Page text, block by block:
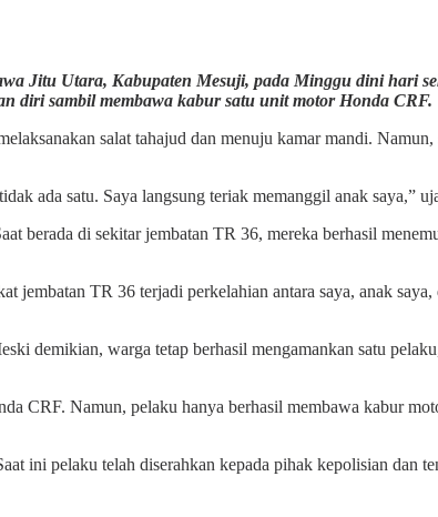
Jitu Utara, Kabupaten Mesuji, pada Minggu dini hari
diri sambil membawa kabur satu unit motor Honda CRF.
salat tahajud dan menuju kamar mandi.
ada satu. Saya langsung teriak memanggil anak saya,”
berada di sekitar jembatan TR 36, mereka berhasil
jembatan TR 36 terjadi perkelahian antara saya, anak
demikian, warga tetap berhasil mengamankan satu
CRF. Namun, pelaku hanya berhasil membawa kabur
ini pelaku telah diserahkan kepada pihak kepolisian dan